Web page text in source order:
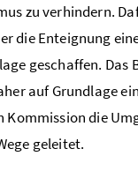
zu verhindern.
die Enteignung
geschaffen. Das
auf Grundlage
Kommission die
geleitet.